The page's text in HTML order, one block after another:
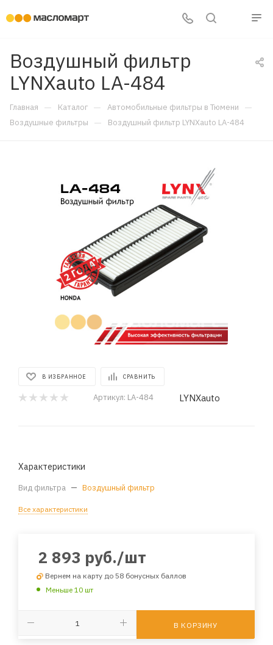
Воздушный фильтр
LYNXauto LA-484
Главная — Каталог — Автомобильные фильтры в Тюмени —
Воздушные фильтры — Воздушный фильтр LYNXauto LA-484
В ИЗБРАННОЕ СРАВНИТЬ
Артикул: LA-484 LYNXauto
Характеристики
Вид фильтра — Воздушный фильтр
Все характеристики
2 893 руб./шт
Вернем на карту до 58 бонусных баллов
Меньше 10 шт
В КОРЗИНУ